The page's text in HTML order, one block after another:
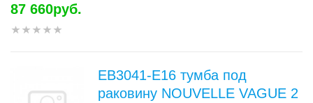
87 660руб.
EB3041-E16 тумба под
раковину NOUVELLE VAGUE 2